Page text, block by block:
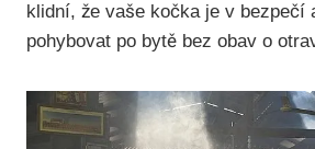
klidní, že vaše kočka je v bezpečí
pohybovat po bytě bez obav o